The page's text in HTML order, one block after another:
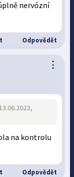
nervózní
Odpovědět
⋮
na kontrolu
Odpovědět